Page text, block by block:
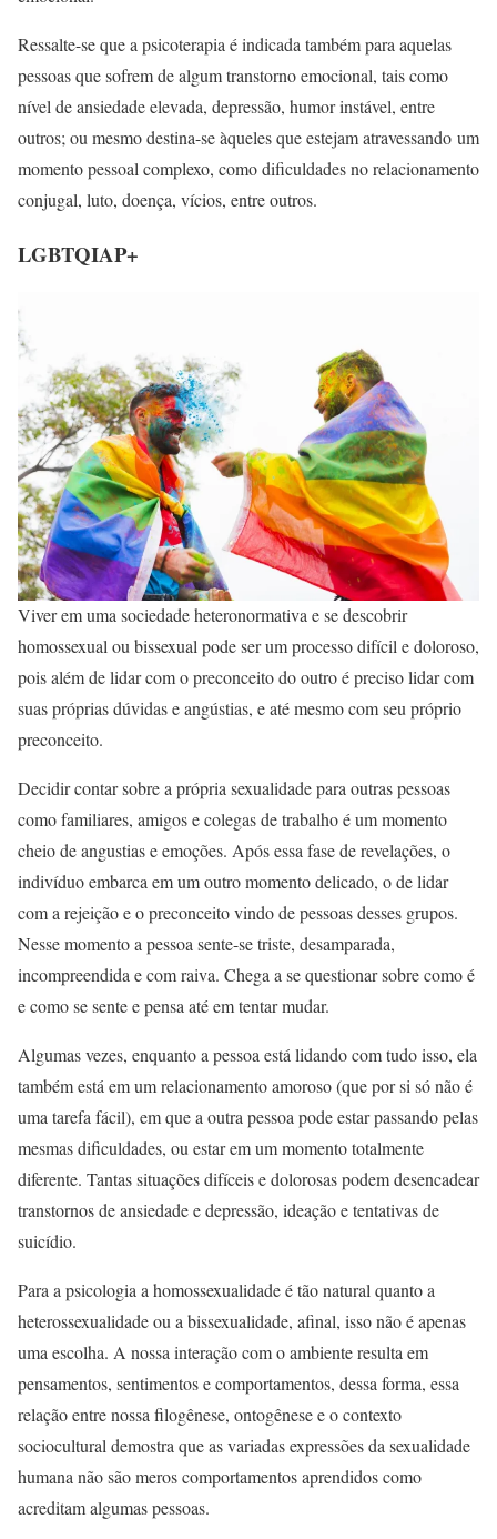
Ressalte-se que a psicoterapia é indicada também para aquelas
pessoas que sofrem de algum transtorno emocional, tais como
nível de ansiedade elevada, depressão, humor instável, entre
outros; ou mesmo destina-se àqueles que estejam atravessando um
momento pessoal complexo, como dificuldades no relacionamento
conjugal, luto, doença, vícios, entre outros.
LGBTQIAP+
Viver em uma sociedade heteronormativa e se descobrir
homossexual ou bissexual pode ser um processo difícil e doloroso,
pois além de lidar com o preconceito do outro é preciso lidar com
suas próprias dúvidas e angústias, e até mesmo com seu próprio
preconceito.
Decidir contar sobre a própria sexualidade para outras pessoas
como familiares, amigos e colegas de trabalho é um momento
cheio de angustias e emoções. Após essa fase de revelações, o
indivíduo embarca em um outro momento delicado, o de lidar
com a rejeição e o preconceito vindo de pessoas desses grupos.
Nesse momento a pessoa sente-se triste, desamparada,
incompreendida e com raiva. Chega a se questionar sobre como é
e como se sente e pensa até em tentar mudar.
Algumas vezes, enquanto a pessoa está lidando com tudo isso, ela
também está em um relacionamento amoroso (que por si só não é
uma tarefa fácil), em que a outra pessoa pode estar passando pelas
mesmas dificuldades, ou estar em um momento totalmente
diferente. Tantas situações difíceis e dolorosas podem desencadear
transtornos de ansiedade e depressão, ideação e tentativas de
suicídio.
Para a psicologia a homossexualidade é tão natural quanto a
heterossexualidade ou a bissexualidade, afinal, isso não é apenas
uma escolha. A nossa interação com o ambiente resulta em
pensamentos, sentimentos e comportamentos, dessa forma, essa
relação entre nossa filogênese, ontogênese e o contexto
sociocultural demostra que as variadas expressões da sexualidade
humana não são meros comportamentos aprendidos como
acreditam algumas pessoas.